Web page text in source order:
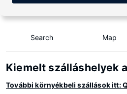
Search Map
Kiemelt szálláshelyek
További környékbeli szállások itt: